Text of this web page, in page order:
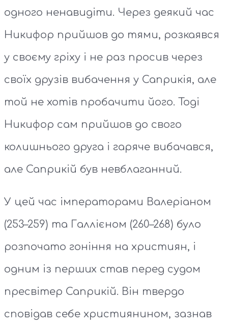
одного ненавидіти. Через деякий час
Никифор прийшов до тями, розкаявся
у своєму гріху і не раз просив через
своїх друзів вибачення у Саприкія, але
той не хотів пробачити його. Тоді
Никифор сам прийшов до свого
колишнього друга і гаряче вибачався,
але Саприкій був невблаганний.
У цей час імператорами Валеріаном
(253–259) та Галлієном (260–268) було
розпочато гоніння на християн, і
одним із перших став перед судом
пресвітер Саприкій. Він твердо
сповідав себе християнином, зазнав